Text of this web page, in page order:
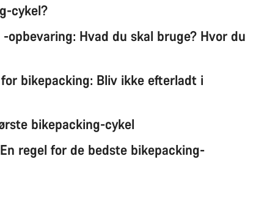
cykel?
opbevaring: Hvad du skal bruge? Hvor du
bikepacking: Bliv ikke efterladt i
bikepacking-cykel
regel for de bedste bikepacking-